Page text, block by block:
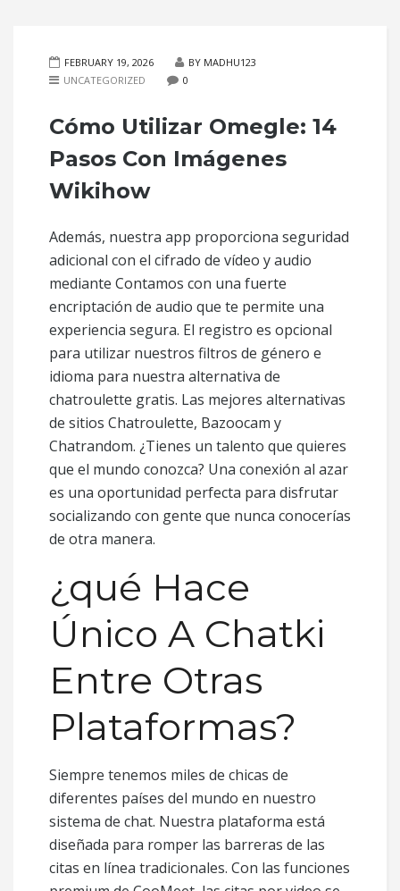
FEBRUARY 19, 2026
BY MADHU123
UNCATEGORIZED
0
Cómo Utilizar Omegle: 14
Pasos Con Imágenes
Wikihow
Además, nuestra app proporciona seguridad
adicional con el cifrado de vídeo y audio
mediante Contamos con una fuerte
encriptación de audio que te permite una
experiencia segura. El registro es opcional
para utilizar nuestros filtros de género e
idioma para nuestra alternativa de
chatroulette gratis. Las mejores alternativas
de sitios Chatroulette, Bazoocam y
Chatrandom. ¿Tienes un talento que quieres
que el mundo conozca? Una conexión al azar
es una oportunidad perfecta para disfrutar
socializando con gente que nunca conocerías
de otra manera.
¿qué Hace
Único A Chatki
Entre Otras
Plataformas?
Siempre tenemos miles de chicas de
diferentes países del mundo en nuestro
sistema de chat. Nuestra plataforma está
diseñada para romper las barreras de las
citas en línea tradicionales. Con las funciones